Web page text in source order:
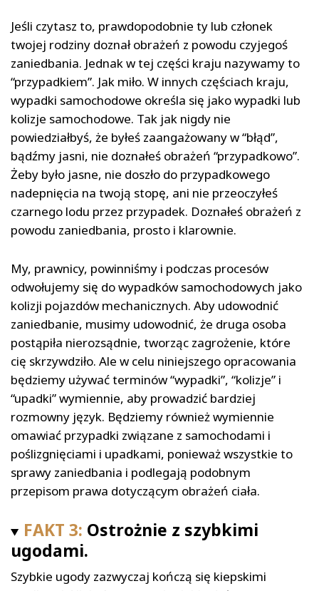
Jeśli czytasz to, prawdopodobnie ty lub członek
twojej rodziny doznał obrażeń z powodu czyjegoś
zaniedbania. Jednak w tej części kraju nazywamy to
“przypadkiem”. Jak miło. W innych częściach kraju,
wypadki samochodowe określa się jako wypadki lub
kolizje samochodowe. Tak jak nigdy nie
powiedziałbyś, że byłeś zaangażowany w “błąd”,
bądźmy jasni, nie doznałeś obrażeń “przypadkowo”.
Żeby było jasne, nie doszło do przypadkowego
nadepnięcia na twoją stopę, ani nie przeoczyłeś
czarnego lodu przez przypadek. Doznałeś obrażeń z
powodu zaniedbania, prosto i klarownie.
My, prawnicy, powinniśmy i podczas procesów
odwołujemy się do wypadków samochodowych jako
kolizji pojazdów mechanicznych. Aby udowodnić
zaniedbanie, musimy udowodnić, że druga osoba
postąpiła nierozsądnie, tworząc zagrożenie, które
cię skrzywdziło. Ale w celu niniejszego opracowania
będziemy używać terminów “wypadki”, “kolizje” i
“upadki” wymiennie, aby prowadzić bardziej
rozmowny język. Będziemy również wymiennie
omawiać przypadki związane z samochodami i
poślizgnięciami i upadkami, ponieważ wszystkie to
sprawy zaniedbania i podlegają podobnym
przepisom prawa dotyczącym obrażeń ciała.
FAKT 3: Ostrożnie z szybkimi
ugodami.
Szybkie ugody zazwyczaj kończą się kiepskimi